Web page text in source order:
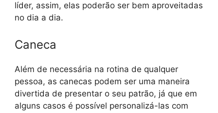
líder, assim, elas poderão ser bem aproveitadas
no dia a dia.
Caneca
Além de necessária na rotina de qualquer
pessoa, as canecas podem ser uma maneira
divertida de presentar o seu patrão, já que em
alguns casos é possível personalizá-las com